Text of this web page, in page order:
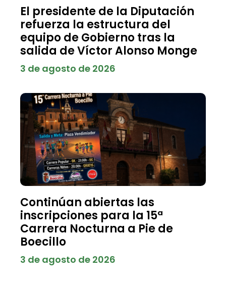
El presidente de la Diputación
refuerza la estructura del
equipo de Gobierno tras la
salida de Víctor Alonso Monge
3 de agosto de 2026
Continúan abiertas las
inscripciones para la 15ª
Carrera Nocturna a Pie de
Boecillo
3 de agosto de 2026